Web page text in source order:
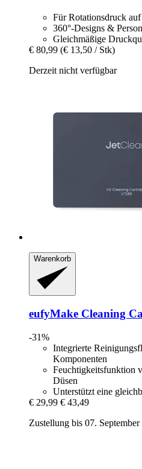
Für Rotationsdruck
360°-Designs &
Gleichmäßige
€ 80,99 (€ 13,50 / Stk)
Derzeit nicht verfügbar
Warenkorb
eufyMake Cleaning
-31%
Integrierte
Komponenten
Feuchtigkeitsfunktion
Düsen
Unterstützt eine
€ 29,99 € 43,49
Zustellung bis 07. September